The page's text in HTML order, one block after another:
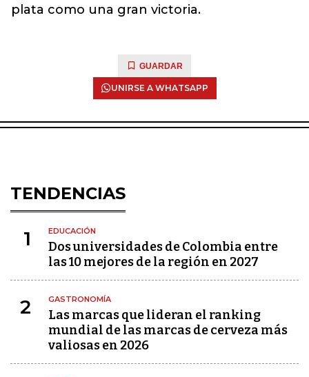
plata como una gran victoria.
GUARDAR
UNIRSE A WHATSAPP
TENDENCIAS
1 EDUCACIÓN
Dos universidades de Colombia entre
las 10 mejores de la región en 2027
2 GASTRONOMÍA
Las marcas que lideran el ranking
mundial de las marcas de cerveza más
valiosas en 2026